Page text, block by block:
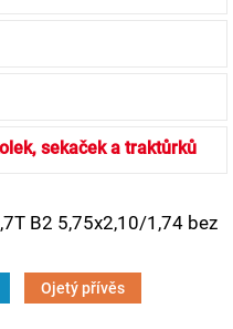
sekaček a traktůrků
B2 5,75x2,10/1,74 bez
Ojetý přívěs